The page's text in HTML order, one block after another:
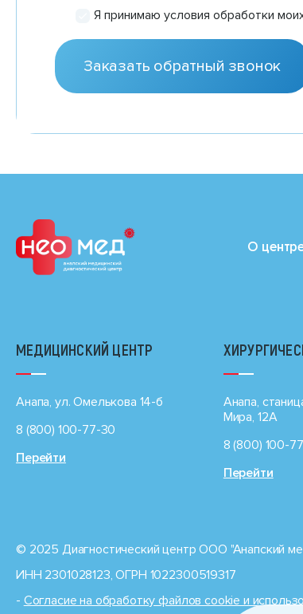
Я принимаю условия обработки
О
МЕДИЦИНСКИЙ ЦЕНТР
Анапа, ул. Омелькова 14-б
8 (800) 100-77-30
Перейти
Анапа,
Мира, 12А
8 (800) 100-
Перейти
© 2025 Диагностический центр ООО "Анапский
ИНН 2301028123, ОГРН 1022300519317
- Cогласие на обработку файлов cookie и